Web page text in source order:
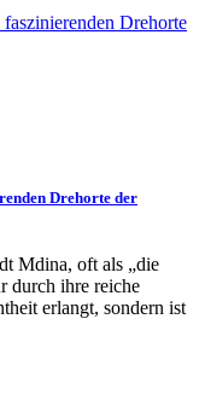
Drehorte der
Mdina, oft als „die
durch ihre reiche
erlangt, sondern ist